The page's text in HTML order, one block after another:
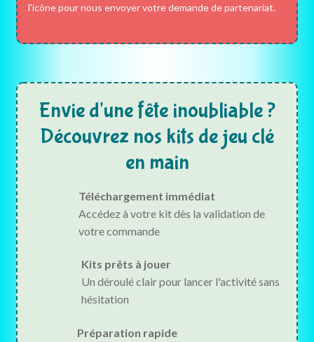
l'icône pour nous envoyer votre demande de partenariat.
Envie d'une fête inoubliable ?
Découvrez nos kits de jeu clé
en main
Téléchargement immédiat
Accédez à votre kit dès la validation de
votre commande
Kits prêts à jouer
Un déroulé clair pour lancer l'activité sans
hésitation
Préparation rapide